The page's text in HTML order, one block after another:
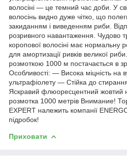
волосіні — це темний час доби. У
волосінь видно дуже чітко, що
закиданням і виведенням риби.
розривного навантаження. Чудово
коропової волосіні має нормальну
для амортизації ривків великої
розмоткою 1000 м постачається в
Особливості: — Висока міцність на
ультрафіолету — Стійка до
Яскравий флюоресцентний жовтий
розмотка 1000 метрів Внимание!
EXPERT належить компанії
підробок!
Приховати